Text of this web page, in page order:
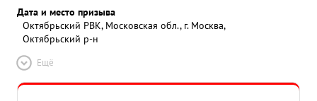
Дата и место призыва
Октябрьский РВК, Московская обл., г. Москва,
Октябрьский р-н
Ещё